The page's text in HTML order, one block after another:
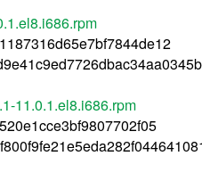
11.0.1.el8.i686.rpm